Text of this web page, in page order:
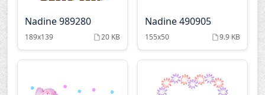
Nadine 989280
189x139 20 KB
Nadine 490905
155x50 9.9 KB